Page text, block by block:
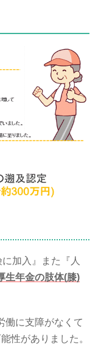
加入』また『人
生年金の肢体(膝)
働に支障がなくて
性がありました。